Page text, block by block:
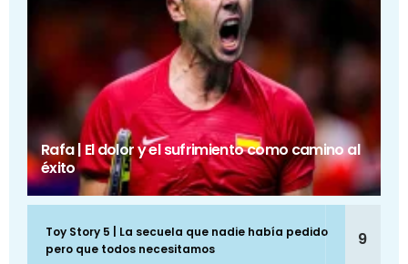
Rafa | El dolor y el sufrimiento como camino al
éxito
Toy Story 5 | La secuela que nadie había pedido
pero que todos necesitamos
9